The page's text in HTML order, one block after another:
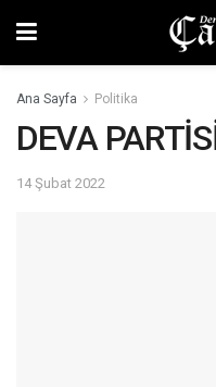
Ana Sayfa Politika
DEVA
14 Şubat 2022